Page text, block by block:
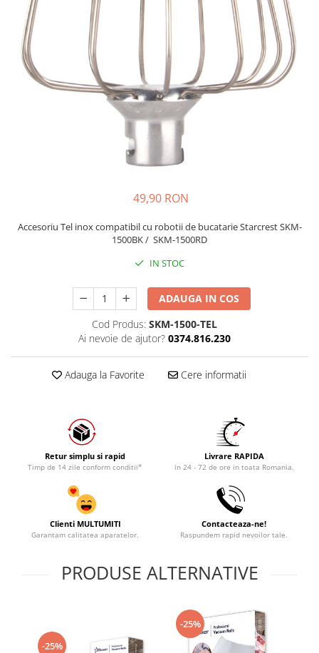
Robot de bucătărie
Sandwich maker
Fier de călcat
Dispozitive smart home
49,90 RON
Accesoriu Tel inox compatibil cu robotii de bucatarie Starcrest SKM-
1500BK / SKM-1500RD
IN STOC
ADAUGA IN COS
Cod Produs: SKM-1500-TEL
Ai nevoie de ajutor? 0374.816.230
Adauga la Favorite Cere informatii
Retur simplu si rapid
Timp de 14 zile conform conditii*
Livrare RAPIDA
in 24 - 72 de ore in toata Romania.
Clienti MULTUMITI
Garantam calitatea aparatelor.
Contacteaza-ne!
Raspundem rapid nevoilor tale.
PRODUSE ALTERNATIVE
-25%
-25%